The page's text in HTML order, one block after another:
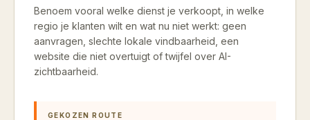
Benoem vooral welke dienst je verkoopt, in welke
regio je klanten wilt en wat nu niet werkt: geen
aanvragen, slechte lokale vindbaarheid, een
website die niet overtuigt of twijfel over AI-
zichtbaarheid.
GEKOZEN ROUTE